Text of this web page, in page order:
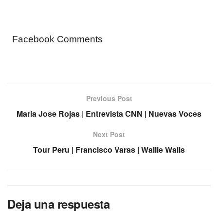
Facebook Comments
Previous Post
Maria Jose Rojas | Entrevista CNN | Nuevas Voces
Next Post
Tour Peru | Francisco Varas | Wallie Walls
Deja una respuesta